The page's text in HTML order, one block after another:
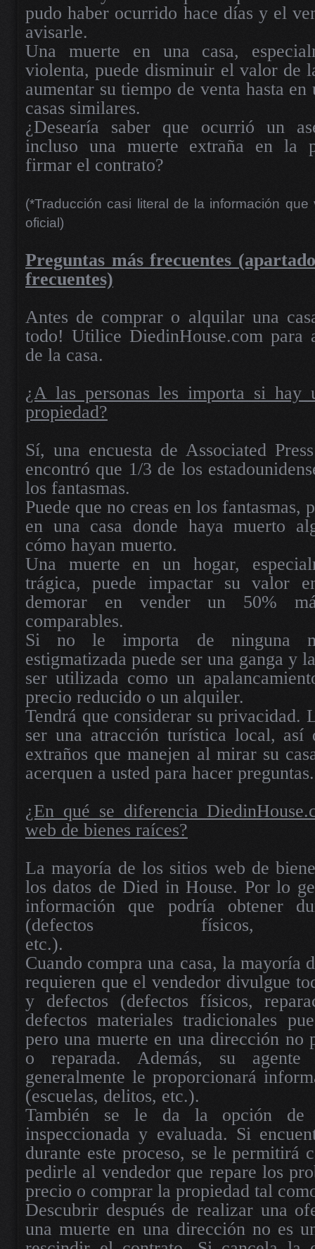
pudo haber ocurrido hace días y el
avisarle.
Una muerte en una casa,
violenta, puede disminuir el valor de
aumentar su tiempo de venta hasta
casas similares.
¿Desearía saber que ocurrió un
incluso una muerte extraña en la
firmar el contrato?
(*Traducción casi literal de la información
oficial)
Preguntas más frecuentes
frecuentes)
Antes de comprar o alquilar una
todo! Utilice DiedinHouse.com para
de la casa.
¿A las personas les importa si hay
propiedad?
Sí, una encuesta de Associated
encontró que 1/3 de los
los fantasmas.
Puede que no creas en los fantasmas,
en una casa donde haya muerto
cómo hayan muerto.
Una muerte en un hogar,
trágica, puede impactar su valor
demorar en vender un 50%
comparables.
Si no le importa de ninguna
estigmatizada puede ser una ganga y
ser utilizada como un
precio reducido o un alquiler.
Tendrá que considerar su privacidad.
ser una atracción turística local, así
extraños que manejen al mirar su
acerquen a usted para hacer preguntas.
¿En qué se diferencia
web de bienes raíces?
La mayoría de los sitios web de
los datos de Died in House. Por lo
información que podría obtener
(defectos físicos,
etc.).
Cuando compra una casa, la mayoría
requieren que el vendedor divulgue
y defectos (defectos físicos,
defectos materiales tradicionales
pero una muerte en una dirección no
o reparada. Además, su agente
generalmente le proporcionará
(escuelas, delitos, etc.).
También se le da la opción de
inspeccionada y evaluada. Si
durante este proceso, se le permitirá
pedirle al vendedor que repare los
precio o comprar la propiedad tal
Descubrir después de realizar una
una muerte en una dirección no es